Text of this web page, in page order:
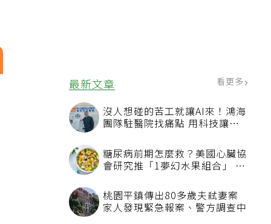
最新文章 看更多
沒人想碰的苦工就讓AI來！鴻海
團隊駐醫院找痛點 用科技讓醫
糖尿病前期怎麼救？美國心臟協
會研究推「1夢幻水果組合」 酪
桃園平鎮傳出80多歲夫弒妻案
家人發現緊急報案、警方調查中